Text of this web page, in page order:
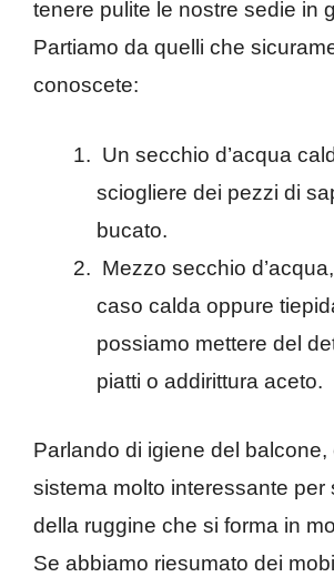
tenere pulite le nostre sedie in
Partiamo da quelli che
conoscete:
Un secchio d’acqua
sciogliere dei pezzi di
bucato.
Mezzo secchio
caso calda oppure
possiamo mettere del
piatti o addirittura aceto.
Parlando di igiene del balcone,
sistema molto interessante per
della ruggine che si forma in
Se abbiamo riesumato dei